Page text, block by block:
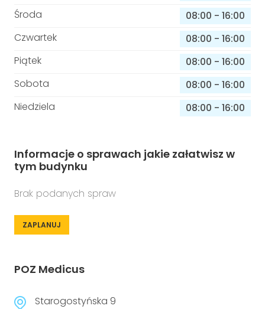
Środa
08:00 - 16:00
Czwartek
08:00 - 16:00
Piątek
08:00 - 16:00
Sobota
08:00 - 16:00
Niedziela
08:00 - 16:00
Informacje o sprawach jakie załatwisz w
tym budynku
Brak podanych spraw
ZAPLANUJ
POZ Medicus
Starogostyńska 9